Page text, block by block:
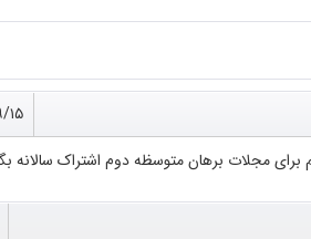
مجلات برهان متوسظه دوم اشتراک سالانه